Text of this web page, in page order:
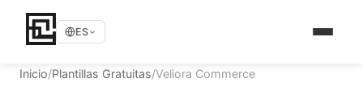
ES
Inicio/Plantillas Gratuitas/Veliora Commerce